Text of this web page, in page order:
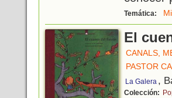
Temática:
El
CANALS,
PASTOR
La Galera ,
Colección: